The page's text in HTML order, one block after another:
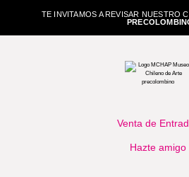
TE INVITAMOS A REVISAR NUESTRO
Venta de
Hazte amigo